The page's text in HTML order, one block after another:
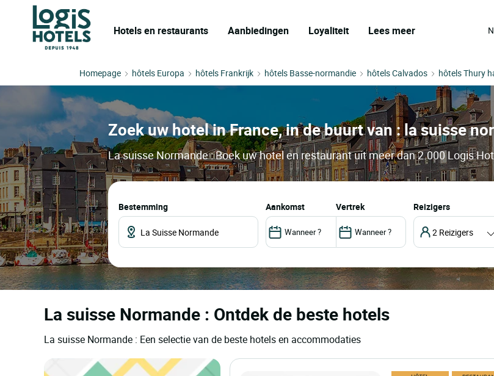
Hotels en restaurants Aanbiedingen Loyaliteit Lees meer
Homepage hôtels Europa hôtels Frankrijk hôtels Basse-normandie hôtels Calvados hôtels Thury
Zoek uw hotel in France, in de buurt van : la suisse
La suisse Normande : Boek uw hotel en restaurant uit meer dan 2.000 Logis
Bestemming aankomst vertrek Reizigers
2 Reizigers
La suisse Normande : Ontdek de beste hotels
La suisse Normande : Een selectie van de beste hotels en accommodaties